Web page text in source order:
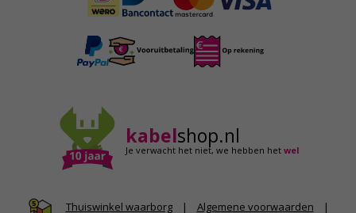
kabelshop.nl
Je verwacht het niet,we hebben hetwel
Thuiswinkel waarborg | Algemene voorwaarden |